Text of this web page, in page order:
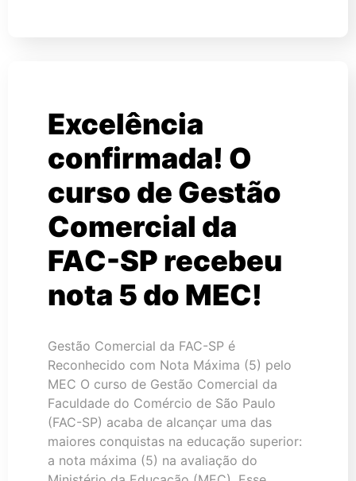
Excelência
confirmada! O
curso de Gestão
Comercial da
FAC-SP recebeu
nota 5 do MEC!
Gestão Comercial da FAC-SP é
Reconhecido com Nota Máxima (5) pelo
MEC O curso de Gestão Comercial da
Faculdade do Comércio de São Paulo
(FAC-SP) acaba de alcançar uma das
maiores conquistas na educação superior:
a nota máxima (5) na avaliação do